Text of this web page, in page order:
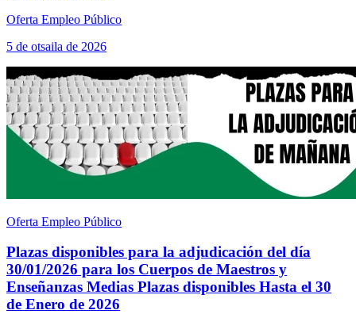
Oferta Empleo Público
5 de otsaila de 2026
Oferta Empleo Público
Plazas disponibles para la adjudicación del día
30/01/2026 para los Cuerpos de Maestros y
Enseñanzas Medias Plazas disponibles Hasta el 30
de Enero de 2026